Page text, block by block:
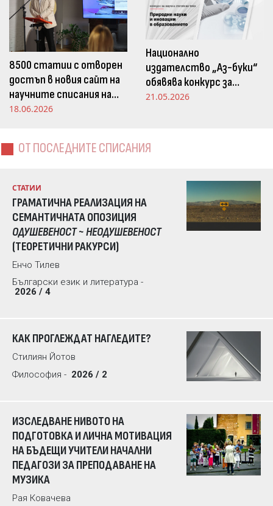
8500 статии с отворен
достъп в новия сайт на
научните списания на
Издателство „Аз-буки“
18.06.2026
Национално
издателство „Аз-буки“
обявява конкурс за
научна статия на тема
образованието“
21.05.2026
ОТ ПОСЛЕДНИТЕ СПИСАНИЯ
СТАТИИ
ГРАМАТИЧНА РЕАЛИЗАЦИЯ НА
СЕМАНТИЧНАТА ОПОЗИЦИЯ
ОДУШЕВЕНОСТ ~ НЕОДУШЕВЕНОСТ
(ТЕОРЕТИЧНИ РАКУРСИ)
Енчо Тилев
Български език и литература -
2026 / 4
КАК ПРОГЛЕЖДАТ НАГЛЕДИТЕ?
Стилиян Йотов
Философия - 2026 / 2
ИЗСЛЕДВАНЕ НИВОТО НА
ПОДГОТОВКА И ЛИЧНА МОТИВАЦИЯ
НА БЪДЕЩИ УЧИТЕЛИ НАЧАЛНИ
ПЕДАГОЗИ ЗА ПРЕПОДАВАНЕ НА
МУЗИКА
Рая Ковачева